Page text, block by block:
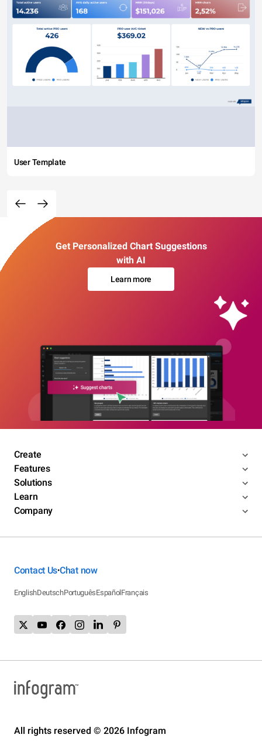
User Template
Get Personalized Chart Suggestions
with AI
Learn more
Create
Features
Solutions
Learn
Company
Contact Us•Chat now
EnglishDeutschPortuguêsEspañolFrançais
All rights reserved © 2026 Infogram